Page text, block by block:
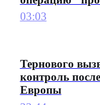
03:03
Тернового
контроль
Европы